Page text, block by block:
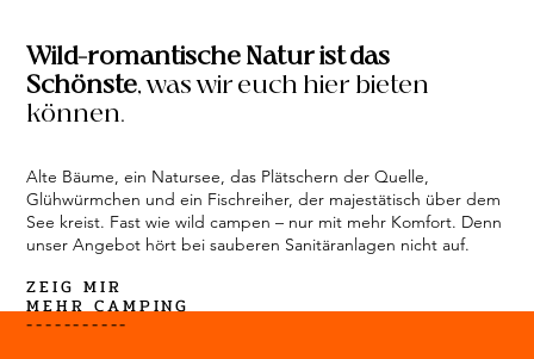
Wild-romantische Natur ist das
Schönste, was wir euch hier bieten
können.
Alte Bäume, ein Natursee, das Plätschern der Quelle,
Glühwürmchen und ein Fischreiher, der majestätisch über dem
See kreist. Fast wie wild campen – nur mit mehr Komfort. Denn
unser Angebot hört bei sauberen Sanitäranlagen nicht auf.
ZEIG MIR
MEHR CAMPING
-----------